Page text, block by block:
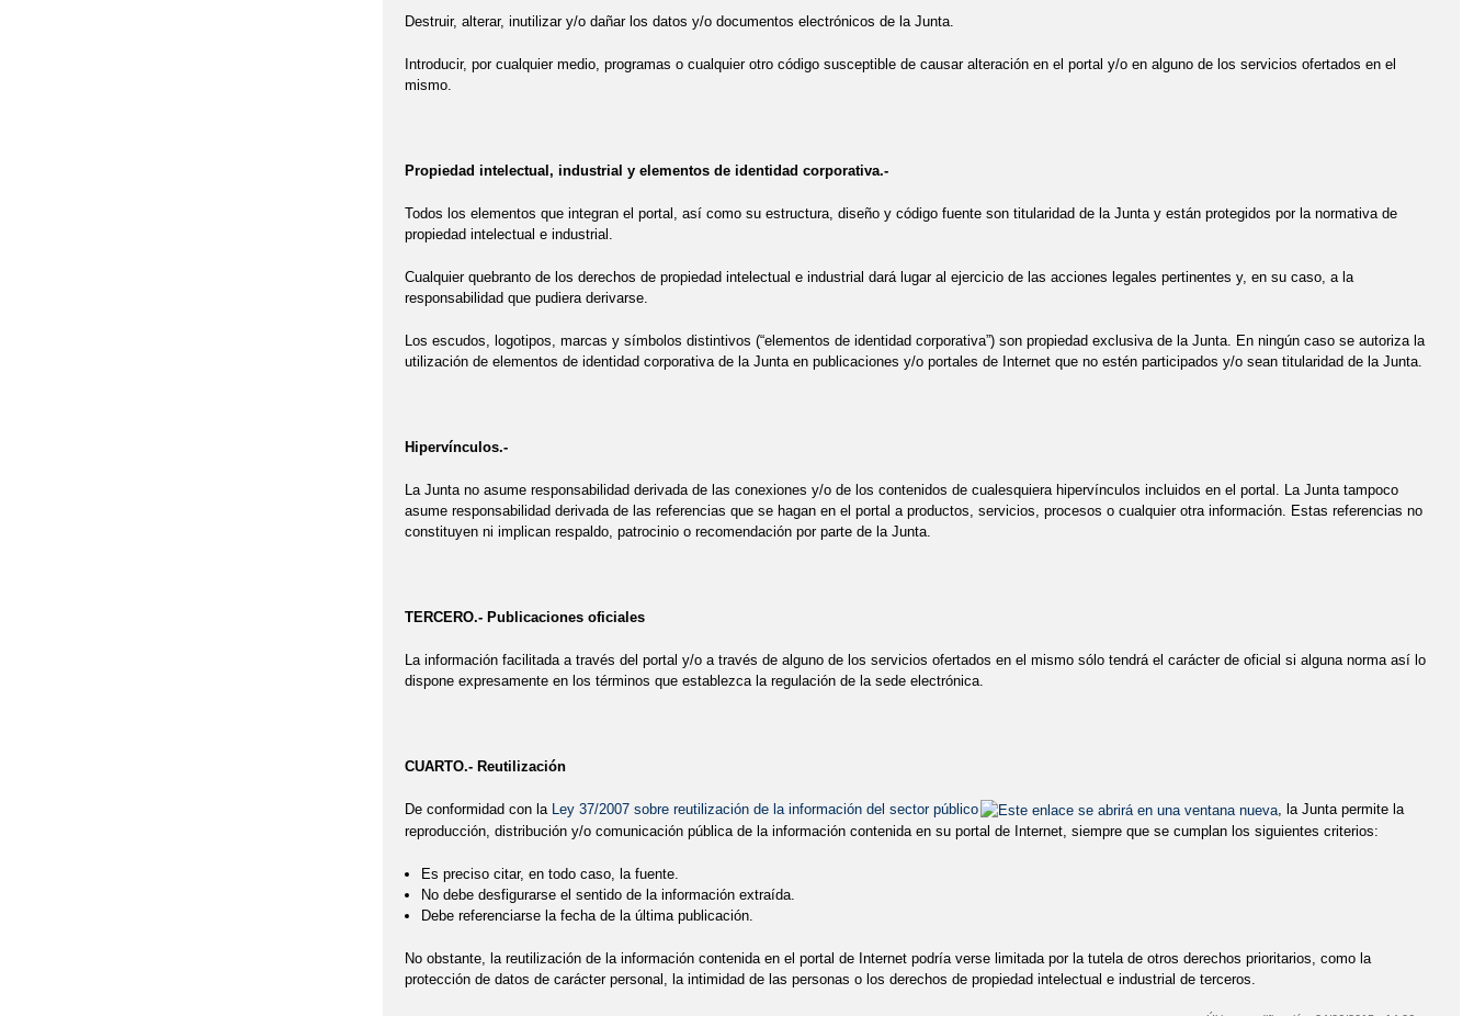
Destruir, alterar, inutilizar y/o dañar los datos y/o documentos electrónicos de la Junta.
Introducir, por cualquier medio, programas o cualquier otro código susceptible de causar alteración en el portal y/o en alguno de los servicios ofertados en el
mismo.
Propiedad intelectual, industrial y elementos de identidad corporativa.-
Todos los elementos que integran el portal, así como su estructura, diseño y código fuente son titularidad de la Junta y están protegidos por la normativa de
propiedad intelectual e industrial.
Cualquier quebranto de los derechos de propiedad intelectual e industrial dará lugar al ejercicio de las acciones legales pertinentes y, en su caso, a la
responsabilidad que pudiera derivarse.
Los escudos, logotipos, marcas y símbolos distintivos (“elementos de identidad corporativa”) son propiedad exclusiva de la Junta. En ningún caso se autoriza la
utilización de elementos de identidad corporativa de la Junta en publicaciones y/o portales de Internet que no estén participados y/o sean titularidad de la Junta.
Hipervínculos.-
La Junta no asume responsabilidad derivada de las conexiones y/o de los contenidos de cualesquiera hipervínculos incluidos en el portal. La Junta tampoco
asume responsabilidad derivada de las referencias que se hagan en el portal a productos, servicios, procesos o cualquier otra información. Estas referencias no
constituyen ni implican respaldo, patrocinio o recomendación por parte de la Junta.
TERCERO.- Publicaciones oficiales
La información facilitada a través del portal y/o a través de alguno de los servicios ofertados en el mismo sólo tendrá el carácter de oficial si alguna norma así lo
dispone expresamente en los términos que establezca la regulación de la sede electrónica.
CUARTO.- Reutilización
De conformidad con la Ley 37/2007 sobre reutilización de la información del sector público
, la Junta permite la
reproducción, distribución y/o comunicación pública de la información contenida en su portal de Internet, siempre que se cumplan los siguientes criterios:
Es preciso citar, en todo caso, la fuente.
No debe desfigurarse el sentido de la información extraída.
Debe referenciarse la fecha de la última publicación.
No obstante, la reutilización de la información contenida en el portal de Internet podría verse limitada por la tutela de otros derechos prioritarios, como la
protección de datos de carácter personal, la intimidad de las personas o los derechos de propiedad intelectual e industrial de terceros.